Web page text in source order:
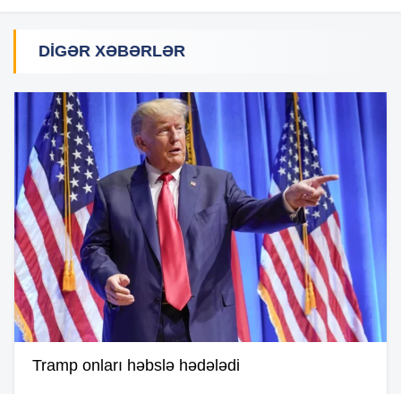
DIGƏR XƏBƏRLƏR
Tramp onları həbslə hədələdi